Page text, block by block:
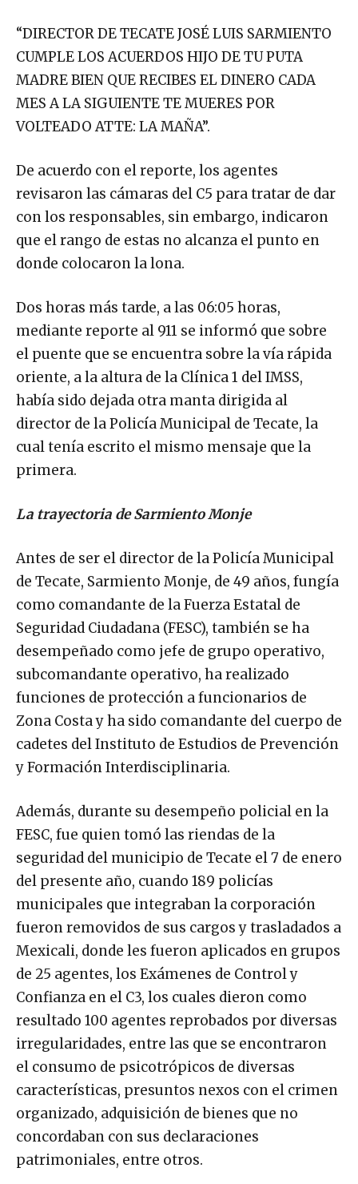
“DIRECTOR DE TECATE JOSÉ LUIS SARMIENTO
CUMPLE LOS ACUERDOS HIJO DE TU PUTA
MADRE BIEN QUE RECIBES EL DINERO CADA
MES A LA SIGUIENTE TE MUERES POR
VOLTEADO ATTE: LA MAÑA”.
De acuerdo con el reporte, los agentes
revisaron las cámaras del C5 para tratar de dar
con los responsables, sin embargo, indicaron
que el rango de estas no alcanza el punto en
donde colocaron la lona.
Dos horas más tarde, a las 06:05 horas,
mediante reporte al 911 se informó que sobre
el puente que se encuentra sobre la vía rápida
oriente, a la altura de la Clínica 1 del IMSS,
había sido dejada otra manta dirigida al
director de la Policía Municipal de Tecate, la
cual tenía escrito el mismo mensaje que la
primera.
La trayectoria de Sarmiento Monje
Antes de ser el director de la Policía Municipal
de Tecate, Sarmiento Monje, de 49 años, fungía
como comandante de la Fuerza Estatal de
Seguridad Ciudadana (FESC), también se ha
desempeñado como jefe de grupo operativo,
subcomandante operativo, ha realizado
funciones de protección a funcionarios de
Zona Costa y ha sido comandante del cuerpo de
cadetes del Instituto de Estudios de Prevención
y Formación Interdisciplinaria.
Además, durante su desempeño policial en la
FESC, fue quien tomó las riendas de la
seguridad del municipio de Tecate el 7 de enero
del presente año, cuando 189 policías
municipales que integraban la corporación
fueron removidos de sus cargos y trasladados a
Mexicali, donde les fueron aplicados en grupos
de 25 agentes, los Exámenes de Control y
Confianza en el C3, los cuales dieron como
resultado 100 agentes reprobados por diversas
irregularidades, entre las que se encontraron
el consumo de psicotrópicos de diversas
características, presuntos nexos con el crimen
organizado, adquisición de bienes que no
concordaban con sus declaraciones
patrimoniales, entre otros.